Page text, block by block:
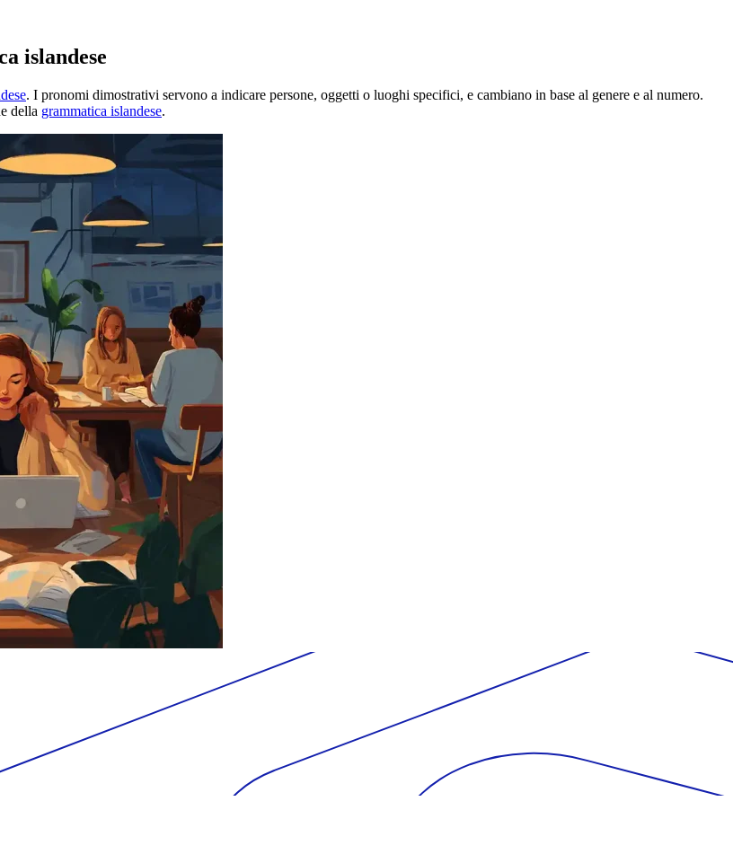
islandese
. I pronomi dimostrativi servono a indicare persone, oggetti o luoghi specifici, e cambiano in base al genere e al numero.
della grammatica islandese.